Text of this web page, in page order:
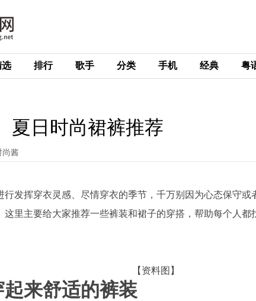
选 排行 歌手 分类 手机 经典 粤
夏日时尚裙裤推荐
尚酱
行发挥穿衣灵感、尽情穿衣的季节，千万别因为心态保守或
这里主要给大家推荐一些裤装和裙子的穿搭，帮助每个人都
【资料图】
来舒适的裤装